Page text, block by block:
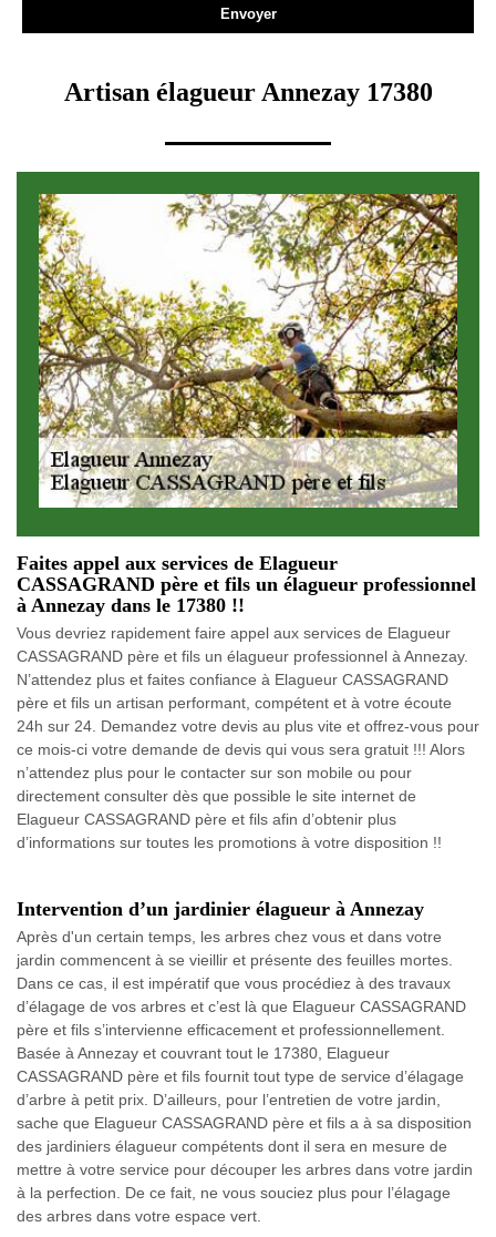
Artisan élagueur Annezay 17380
Faites appel aux services de Elagueur
CASSAGRAND père et fils un élagueur professionnel
à Annezay dans le 17380 !!
Vous devriez rapidement faire appel aux services de Elagueur
CASSAGRAND père et fils un élagueur professionnel à Annezay.
N’attendez plus et faites confiance à Elagueur CASSAGRAND
père et fils un artisan performant, compétent et à votre écoute
24h sur 24. Demandez votre devis au plus vite et offrez-vous pour
ce mois-ci votre demande de devis qui vous sera gratuit !!! Alors
n’attendez plus pour le contacter sur son mobile ou pour
directement consulter dès que possible le site internet de
Elagueur CASSAGRAND père et fils afin d’obtenir plus
d’informations sur toutes les promotions à votre disposition !!
Intervention d’un jardinier élagueur à Annezay
Après d'un certain temps, les arbres chez vous et dans votre
jardin commencent à se vieillir et présente des feuilles mortes.
Dans ce cas, il est impératif que vous procédiez à des travaux
d’élagage de vos arbres et c’est là que Elagueur CASSAGRAND
père et fils s’intervienne efficacement et professionnellement.
Basée à Annezay et couvrant tout le 17380, Elagueur
CASSAGRAND père et fils fournit tout type de service d’élagage
d’arbre à petit prix. D’ailleurs, pour l’entretien de votre jardin,
sache que Elagueur CASSAGRAND père et fils a à sa disposition
des jardiniers élagueur compétents dont il sera en mesure de
mettre à votre service pour découper les arbres dans votre jardin
à la perfection. De ce fait, ne vous souciez plus pour l’élagage
des arbres dans votre espace vert.